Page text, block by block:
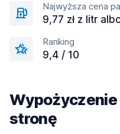
Najwyższa cena
9,77 zł z litr
Ranking
9,4 / 10
Wypożyczenie
stronę